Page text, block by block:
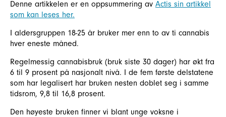
Denne artikkelen er en oppsummering av Actis sin artikkel
som kan leses her.
I aldersgruppen 18-25 år bruker mer enn to av ti cannabis
hver eneste måned.
Regelmessig cannabisbruk (bruk siste 30 dager) har økt fra
6 til 9 prosent på nasjonalt nivå. I de fem første delstatene
som har legalisert har bruken nesten doblet seg i samme
tidsrom, 9,8 til 16,8 prosent.
Den høyeste bruken finner vi blant unge voksne i